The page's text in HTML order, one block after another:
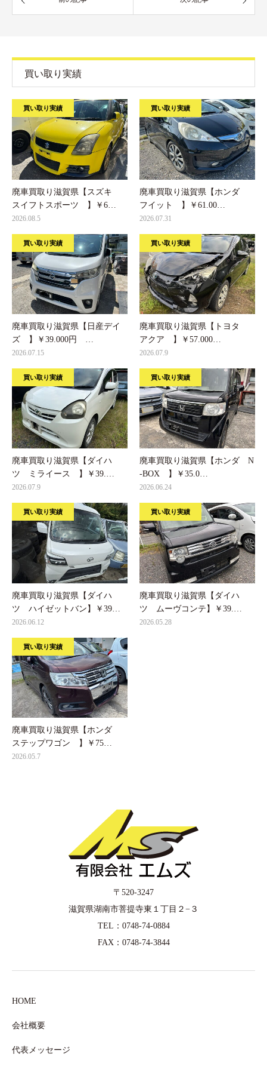
買い取り実績
買い取り実績
廃車買取り滋賀県【スズキ
スイフトスポーツ 】￥6…
2026.08.5
買い取り実績
廃車買取り滋賀県【ホンダ
フイット 】￥61.00…
2026.07.31
買い取り実績
廃車買取り滋賀県【日産デイ
ズ 】￥39.000円 …
2026.07.15
買い取り実績
廃車買取り滋賀県【トヨタ
アクア 】￥57.000…
2026.07.9
買い取り実績
廃車買取り滋賀県【ダイハ
ツ ミライース 】￥39.…
2026.07.9
買い取り実績
廃車買取り滋賀県【ホンダ N
-BOX 】￥35.0…
2026.06.24
買い取り実績
廃車買取り滋賀県【ダイハ
ツ ハイゼットバン】￥39…
2026.06.12
買い取り実績
廃車買取り滋賀県【ダイハ
ツ ムーヴコンテ】￥39.…
2026.05.28
買い取り実績
廃車買取り滋賀県【ホンダ
ステップワゴン 】￥75…
2026.05.7
〒520-3247
滋賀県湖南市菩提寺東１丁目２−３
TEL：0748-74-0884
FAX：0748-74-3844
HOME
会社概要
代表メッセージ